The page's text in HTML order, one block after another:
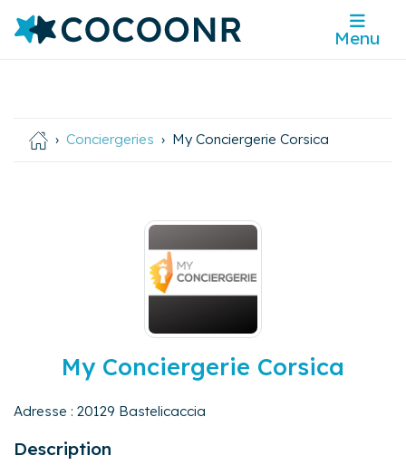
Menu
Conciergeries My Conciergerie Corsica
My Conciergerie Corsica
Adresse : 20129 Bastelicaccia
Description